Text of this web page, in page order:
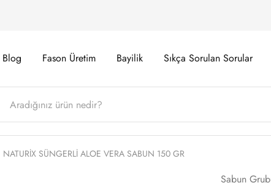
Blog Fason Üretim Bayilik Sıkça Sorulan Sorular
NATURİX SÜNGERLİ ALOE VERA SABUN 150 GR
Sabun